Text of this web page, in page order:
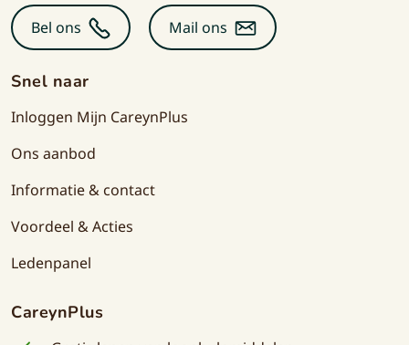
Bel ons Mail ons
Snel naar
Inloggen Mijn CareynPlus
Ons aanbod
Informatie & contact
Voordeel & Acties
Ledenpanel
CareynPlus